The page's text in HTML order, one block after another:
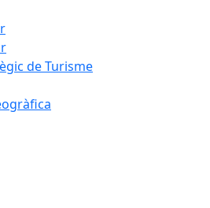
de Turisme